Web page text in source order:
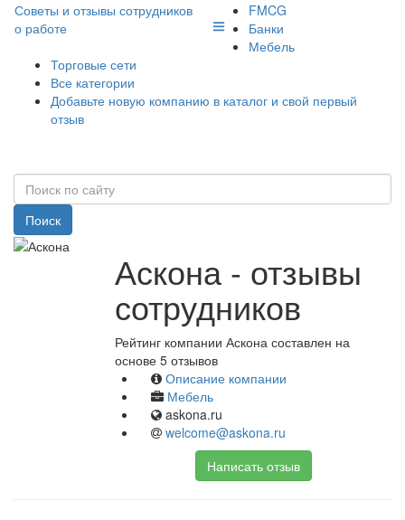
Советы и отзывы сотрудников
о работе
FMCG
Банки
Мебель
Торговые сети
Все категории
Добавьте новую компанию в каталог и свой первый
отзыв
Поиск
Аскона - отзывы
сотрудников
Рейтинг компании Аскона составлен на
основе 5 отзывов
Описание компании
Мебель
askona.ru
welcome@askona.ru
Написать отзыв